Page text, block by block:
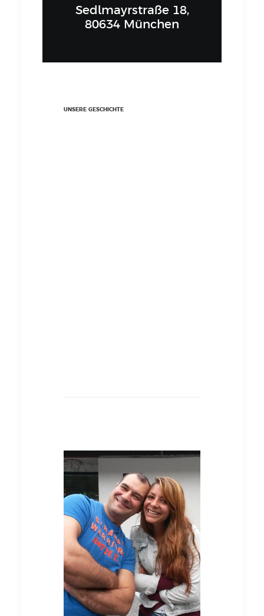
Sedlmayrstraße 18,
80634 München
UNSERE GESCHICHTE